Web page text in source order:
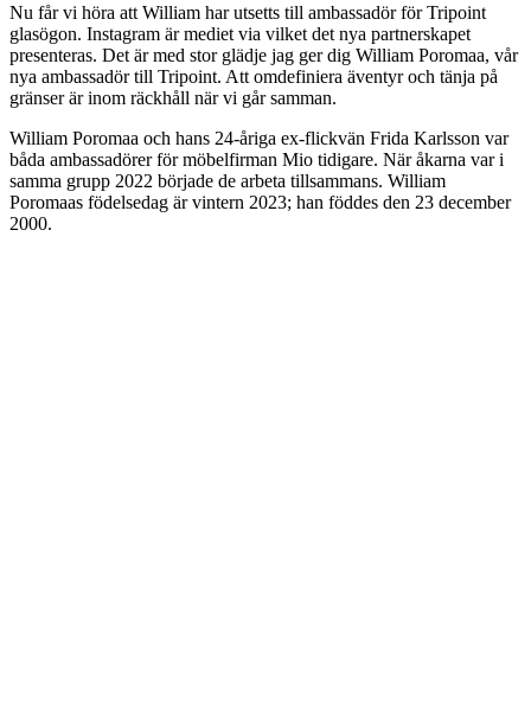
Nu får vi höra att William har utsetts till ambassadör för Tripoint
glasögon. Instagram är mediet via vilket det nya partnerskapet
presenteras. Det är med stor glädje jag ger dig William Poromaa, vår
nya ambassadör till Tripoint. Att omdefiniera äventyr och tänja på
gränser är inom räckhåll när vi går samman.
William Poromaa och hans 24-åriga ex-flickvän Frida Karlsson var
båda ambassadörer för möbelfirman Mio tidigare. När åkarna var i
samma grupp 2022 började de arbeta tillsammans. William
Poromaas födelsedag är vintern 2023; han föddes den 23 december
2000.